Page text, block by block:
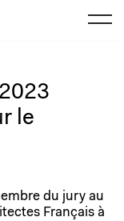
le
du jury au
Français à